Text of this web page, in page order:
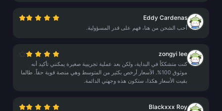
Eddy Cardenas
أحب الشحن من هنا، فهم على قدر المسؤولية.
zongyi lee
كنت متشككاً في البداية، ولكن بعد عملية تجريبية صغيرة يمكنني تأكيد أنه
موثوق 100%. الأسعار أرخص بكثير من المتوسط وهي منصة قوية حقاً. طالما
بقيت الأسعار هكذا، ستكون هذه وجهتي الدائمة.
Blackxxx Roy